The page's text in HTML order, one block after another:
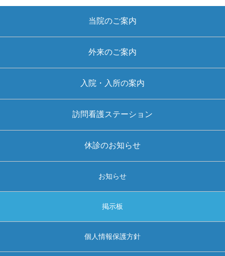
当院のご案内
外来のご案内
入院・入所の案内
訪問看護ステーション
休診のお知らせ
お知らせ
掲示板
個人情報保護方針